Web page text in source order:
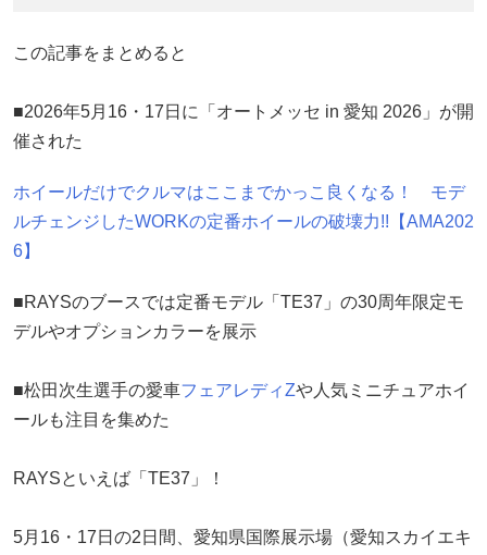
この記事をまとめると
■2026年5月16・17日に「オートメッセ in 愛知 2026」が開
催された
ホイールだけでクルマはここまでかっこ良くなる！ モデ
ルチェンジしたWORKの定番ホイールの破壊力!!【AMA202
6】
■RAYSのブースでは定番モデル「TE37」の30周年限定モ
デルやオプションカラーを展示
■松田次生選手の愛車フェアレディZや人気ミニチュアホイ
ールも注目を集めた
RAYSといえば「TE37」！
5月16・17日の2日間、愛知県国際展示場（愛知スカイエキ